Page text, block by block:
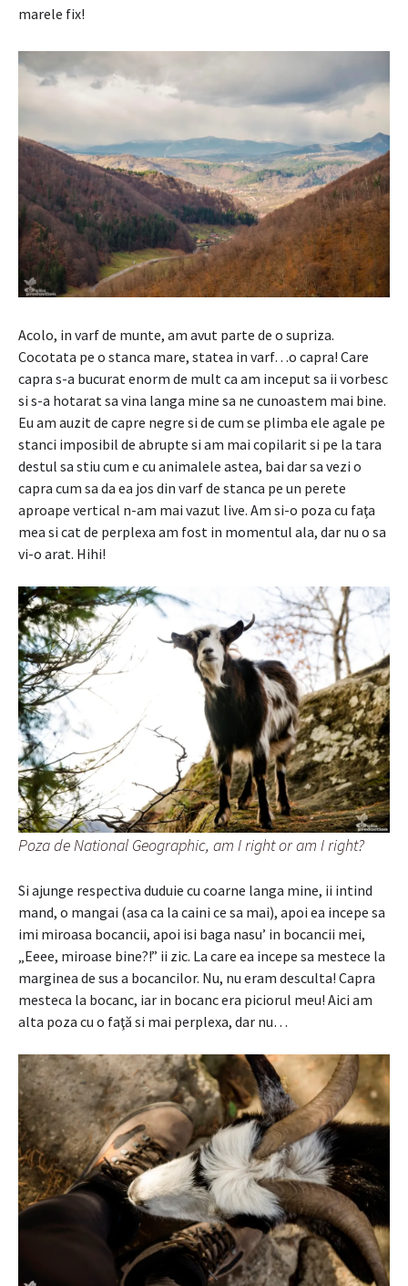
marele fix!
Acolo, in varf de munte, am avut parte de o supriza.
Cocotata pe o stanca mare, statea in varf…o capra! Care
capra s-a bucurat enorm de mult ca am inceput sa ii vorbesc
si s-a hotarat sa vina langa mine sa ne cunoastem mai bine.
Eu am auzit de capre negre si de cum se plimba ele agale pe
stanci imposibil de abrupte si am mai copilarit si pe la tara
destul sa stiu cum e cu animalele astea, bai dar sa vezi o
capra cum sa da ea jos din varf de stanca pe un perete
aproape vertical n-am mai vazut live. Am si-o poza cu faţa
mea si cat de perplexa am fost in momentul ala, dar nu o sa
vi-o arat. Hihi!
Poza de National Geographic, am I right or am I right?
Si ajunge respectiva duduie cu coarne langa mine, ii intind
mand, o mangai (asa ca la caini ce sa mai), apoi ea incepe sa
imi miroasa bocancii, apoi isi baga nasu’ in bocancii mei,
„Eeee, miroase bine?!” ii zic. La care ea incepe sa mestece la
marginea de sus a bocancilor. Nu, nu eram desculta! Capra
mesteca la bocanc, iar in bocanc era piciorul meu! Aici am
alta poza cu o faţă si mai perplexa, dar nu…